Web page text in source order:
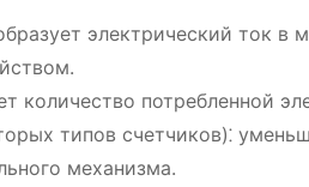
электрический ток в
количество потребленной
типов счетчиков)⁚
механизма.